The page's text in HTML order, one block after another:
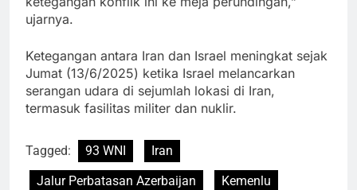
ujarnya.
Ketegangan antara Iran dan Israel meningkat sejak
Jumat (13/6/2025) ketika Israel melancarkan
serangan udara di sejumlah lokasi di Iran,
termasuk fasilitas militer dan nuklir.
Tagged: 93 WNI
Iran
Jalur Perbatasan Azerbaijan
Kemenlu